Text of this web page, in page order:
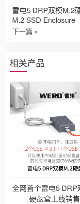
雷电5 DRP双模M.2
M.2 SSD Enclosure
下一篇 »
相关产品
全网首个雷电5 DRP
硬盘盒上线销